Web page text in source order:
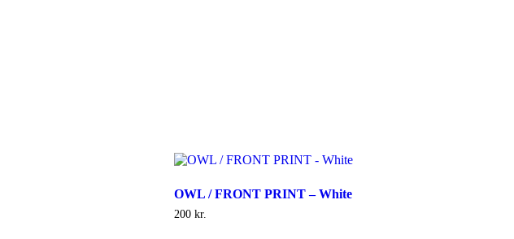
OWL / FRONT PRINT – White
200 kr.